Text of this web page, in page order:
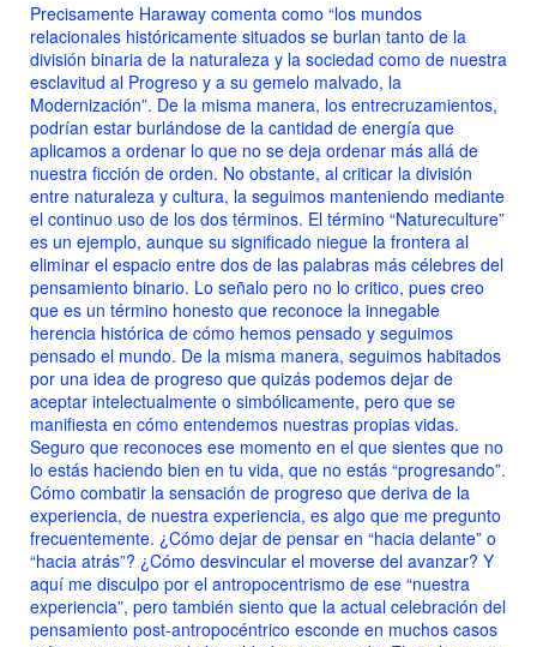
Precisamente Haraway comenta como “los mundos
relacionales históricamente situados se burlan tanto de la
división binaria de la naturaleza y la sociedad como de nuestra
esclavitud al Progreso y a su gemelo malvado, la
Modernización”. De la misma manera, los entrecruzamientos,
podrían estar burlándose de la cantidad de energía que
aplicamos a ordenar lo que no se deja ordenar más allá de
nuestra ficción de orden. No obstante, al criticar la división
entre naturaleza y cultura, la seguimos manteniendo mediante
el continuo uso de los dos términos. El término “Natureculture”
es un ejemplo, aunque su significado niegue la frontera al
eliminar el espacio entre dos de las palabras más célebres del
pensamiento binario. Lo señalo pero no lo critico, pues creo
que es un término honesto que reconoce la innegable
herencia histórica de cómo hemos pensado y seguimos
pensado el mundo. De la misma manera, seguimos habitados
por una idea de progreso que quizás podemos dejar de
aceptar intelectualmente o simbólicamente, pero que se
manifiesta en cómo entendemos nuestras propias vidas.
Seguro que reconoces ese momento en el que sientes que no
lo estás haciendo bien en tu vida, que no estás “progresando”.
Cómo combatir la sensación de progreso que deriva de la
experiencia, de nuestra experiencia, es algo que me pregunto
frecuentemente. ¿Cómo dejar de pensar en “hacia delante” o
“hacia atrás”? ¿Cómo desvincular el moverse del avanzar? Y
aquí me disculpo por el antropocentrismo de ese “nuestra
experiencia”, pero también siento que la actual celebración del
pensamiento post-antropocéntrico esconde en muchos casos